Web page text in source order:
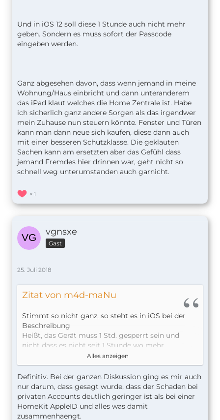
Und in iOS 12 soll diese 1 Stunde auch nicht mehr
geben. Sondern es muss sofort der Passcode
eingeben werden.
Ganz abgesehen davon, dass wenn jemand in meine
Wohnung/Haus einbricht und dann unteranderem
das iPad klaut welches die Home Zentrale ist. Habe
ich sicherlich ganz andere Sorgen als das irgendwer
mein Zuhause nun steuern könnte. Fenster und Türen
kann man dann neue sich kaufen, diese dann auch
mit einer besseren Schutzklasse. Die geklauten
Sachen kann am ersetzten aber das Gefühl dass
jemand Fremdes hier drinnen war, geht nicht so
schnell weg unterumstanden auch garnicht.
1
vgnsxe
Gast
25. Juli 2018
Zitat von m4d-maNu
Stimmt so nicht ganz, so steht es in iOS bei der
Beschreibung
Heißt, das Gerät muss 1 Std. gesperrt sein und
nicht dass es nicht seit 1 Stunde wo mehr
angeschlossen sein darf.
Und in iOS 12 soll diese 1 Stunde auch nicht mehr
geben. Sondern es muss sofort der Passcode
eingeben werden.
Alles anzeigen
Definitiv. Bei der ganzen Diskussion ging es mir auch
nur darum, dass gesagt wurde, dass der Schaden bei
privaten Accounts deutlich geringer ist als bei einer
HomeKit AppleID und alles was damit
zusammenhaengt.